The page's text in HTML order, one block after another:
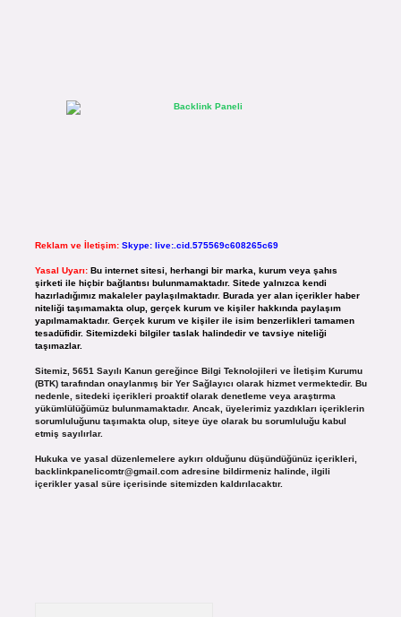
Reklam ve İletişim: Skype: live:.cid.575569c608265c69
Yasal Uyarı: Bu internet sitesi, herhangi bir marka, kurum veya şahıs
şirketi ile hiçbir bağlantısı bulunmamaktadır. Sitede yalnızca kendi
hazırladığımız makaleler paylaşılmaktadır. Burada yer alan içerikler haber
niteliği taşımamakta olup, gerçek kurum ve kişiler hakkında paylaşım
yapılmamaktadır. Gerçek kurum ve kişiler ile isim benzerlikleri tamamen
tesadüfidir. Sitemizdeki bilgiler taslak halindedir ve tavsiye niteliği
taşımazlar.
Sitemiz, 5651 Sayılı Kanun gereğince Bilgi Teknolojileri ve İletişim Kurumu
(BTK) tarafından onaylanmış bir Yer Sağlayıcı olarak hizmet vermektedir. Bu
nedenle, sitedeki içerikleri proaktif olarak denetleme veya araştırma
yükümlülüğümüz bulunmamaktadır. Ancak, üyelerimiz yazdıkları içeriklerin
sorumluluğunu taşımakta olup, siteye üye olarak bu sorumluluğu kabul
etmiş sayılırlar.
Hukuka ve yasal düzenlemelere aykırı olduğunu düşündüğünüz içerikleri,
backlinkpanelicomtr@gmail.comadresine bildirmeniz halinde, ilgili
içerikler yasal süre içerisinde sitemizden kaldırılacaktır.